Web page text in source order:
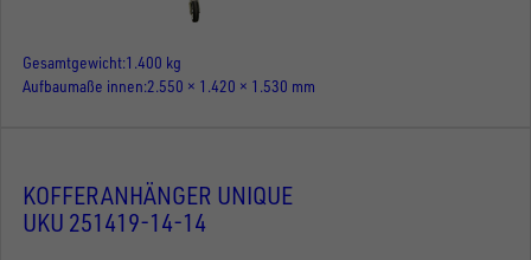
Gesamtgewicht 1.400 kg
Aufbaumaße innen 2.550 × 1.420 × 1.530 mm
KOFFERANHÄNGER UNIQUE
UKU 251419-14-14